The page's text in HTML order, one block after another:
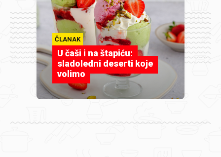
ČLANAK
U čaši i na štapiću:
sladoledni deserti koje
volimo